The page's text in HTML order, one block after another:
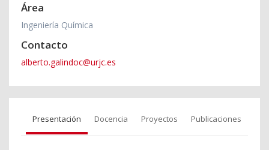
Área
Ingeniería Química
Contacto
alberto.galindoc@urjc.es
Presentación Docencia Proyectos Publicaciones